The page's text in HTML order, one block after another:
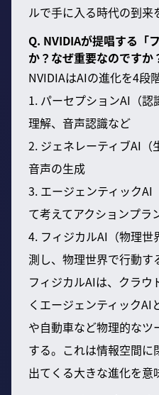
ルで手に入る時代の到来
Q. NVIDIAが提唱する「
か？なぜ重要なのですか
NVIDIAはAIの進化を4段
1. パーセプションAI（
理解、音声認識など
2. ジェネレーティブAI（
音声の生成
3. エージェンティックAI
て考えてアクションプラ
4. フィジカルAI（物理
測し、物理世界で行動す
フィジカルAIは、クラウ
くエージェンティックAI
や自動車など物理的な
する。これは情報空間
出てくる大きな進化を意